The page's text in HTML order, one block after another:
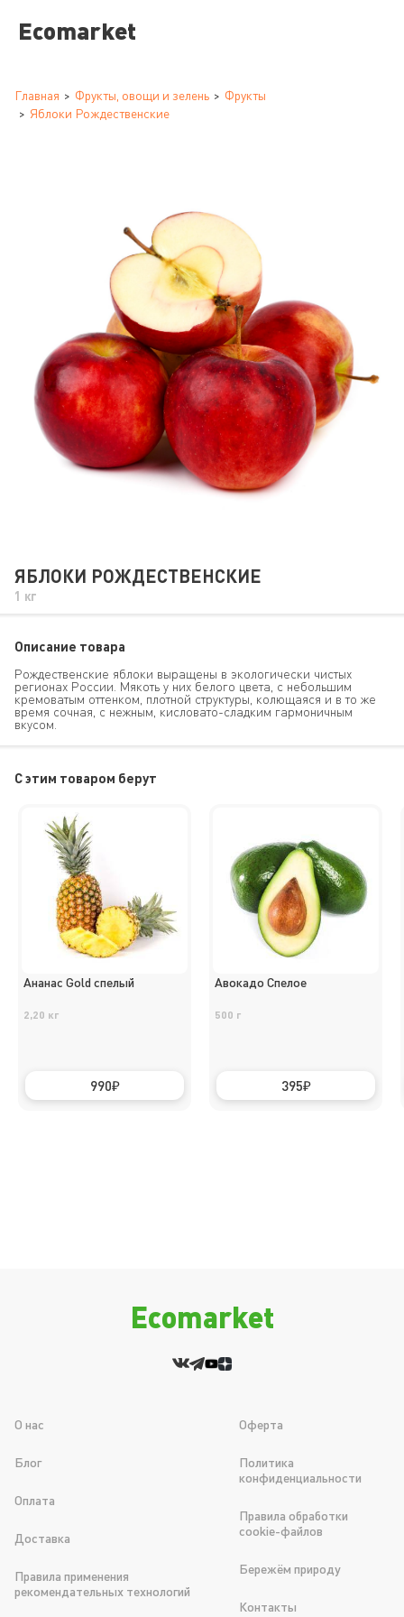
Ecomarket
Главная Фрукты, овощи и зелень
Фрукты
Яблоки Рождественские
ЯБЛОКИ РОЖДЕСТВЕНСКИЕ
1 кг
Описание товара
Рождественские яблоки выращены в экологически чистых
регионах России. Мякоть у них белого цвета, с небольшим
кремоватым оттенком, плотной структуры, колющаяся и в то же
время сочная, с нежным, кисловато-сладким гармоничным
вкусом.
C этим товаром берут
Ананас Gold спелый
2,20 кг
990
Авокадо Спелое
500 г
395
Ecomarket
О нас
Блог
Оплата
Доставка
Правила применения
рекомендательных технологий
Оферта
Политика
конфиденциальности
Правила обработки
cookie-файлов
Бережём природу
Контакты